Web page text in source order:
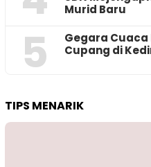
Murid Baru
5
‎Gegara Cuaca
Cupang di
TIPS MENARIK